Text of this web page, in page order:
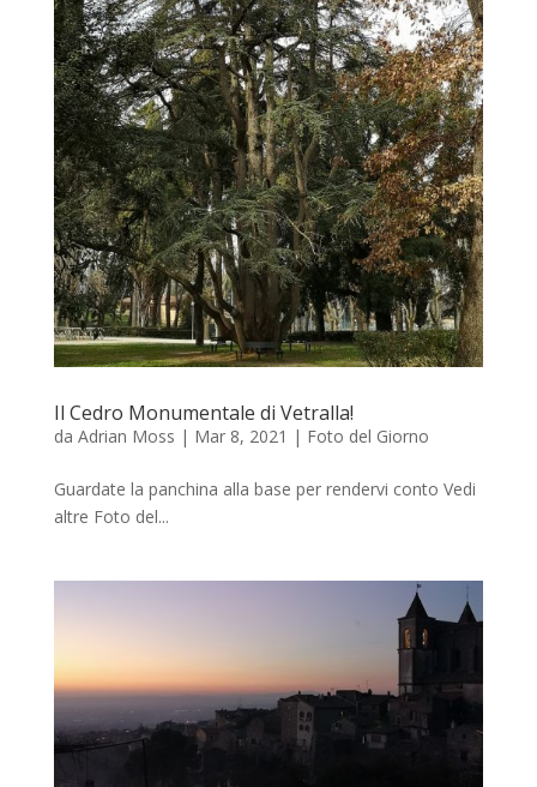
Il Cedro Monumentale di Vetralla!
da Adrian Moss | Mar 8, 2021 | Foto del Giorno
Guardate la panchina alla base per rendervi conto Vedi
altre Foto del...